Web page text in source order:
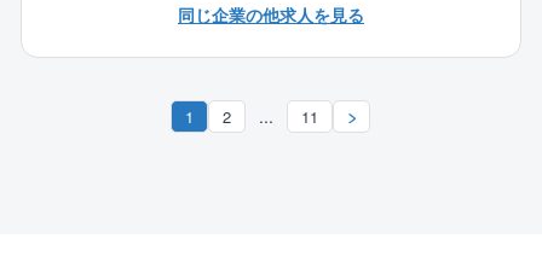
経験の分野に関しての知識も蓄えることができる環境
勤務地：西日本支店
その土地に住む方々の生活基盤を支えるやりがいを感
同じ企業の他求人を見る
1 2 ... 11